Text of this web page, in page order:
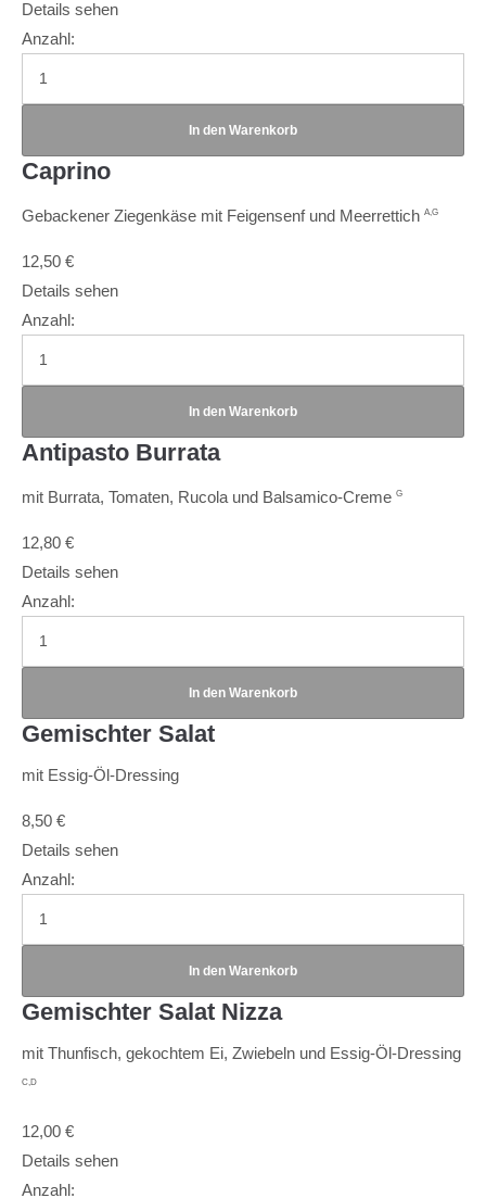
Details sehen
Anzahl:
Caprino
Gebackener Ziegenkäse mit Feigensenf und Meerrettich A,G
12,50 €
Details sehen
Anzahl:
Antipasto Burrata
mit Burrata, Tomaten, Rucola und Balsamico-Creme G
12,80 €
Details sehen
Anzahl:
Gemischter Salat
mit Essig-Öl-Dressing
8,50 €
Details sehen
Anzahl:
Gemischter Salat Nizza
mit Thunfisch, gekochtem Ei, Zwiebeln und Essig-Öl-Dressing
C,D
12,00 €
Details sehen
Anzahl: